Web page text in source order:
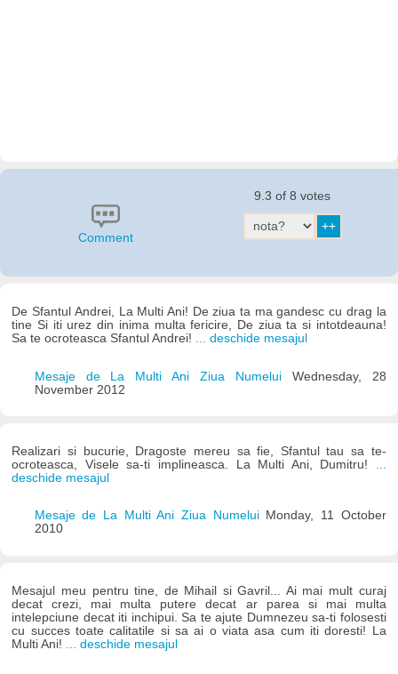
Comment
9.3 of 8 votes
De Sfantul Andrei, La Multi Ani! De ziua ta ma gandesc cu drag la
tine Si iti urez din inima multa fericire, De ziua ta si intotdeauna!
Sa te ocroteasca Sfantul Andrei! ... deschide mesajul
Mesaje de La Multi Ani Ziua Numelui Wednesday, 28
November 2012
Realizari si bucurie, Dragoste mereu sa fie, Sfantul tau sa te-
ocroteasca, Visele sa-ti implineasca. La Multi Ani, Dumitru! ...
deschide mesajul
Mesaje de La Multi Ani Ziua Numelui Monday, 11 October
2010
Mesajul meu pentru tine, de Mihail si Gavril... Ai mai mult curaj
decat crezi, mai multa putere decat ar parea si mai multa
intelepciune decat iti inchipui. Sa te ajute Dumnezeu sa-ti folosesti
cu succes toate calitatile si sa ai o viata asa cum iti doresti! La
Multi Ani!
... deschide mesajul